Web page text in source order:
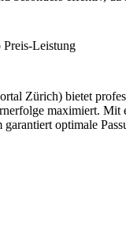
Preis-Leistung
Zürich) bietet
maximiert.
optimale